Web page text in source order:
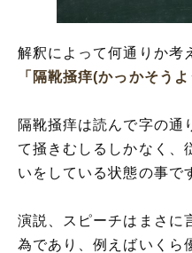
解釈によって何通りか考
「隔靴掻痒(かっかそうよ
隔靴掻痒は読んで字の通
て掻きむしるしかなく、
いをしている状態の事で
演説、スピーチはまさに
為であり、例えばいくら